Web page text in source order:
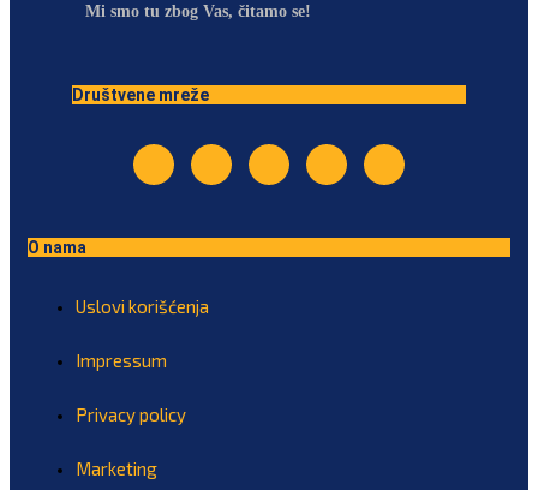
Mi smo tu zbog Vas, čitamo se!
Društvene mreže
O nama
Uslovi korišćenja
Impressum
Privacy policy
Marketing